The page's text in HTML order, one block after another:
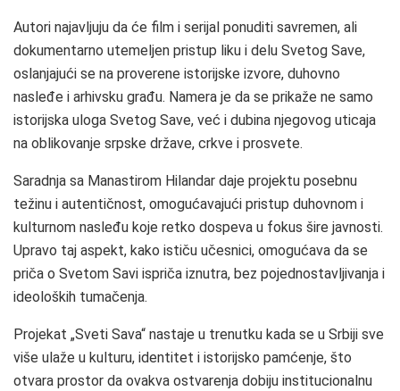
Autori najavljuju da će film i serijal ponuditi savremen, ali
dokumentarno utemeljen pristup liku i delu Svetog Save,
oslanjajući se na proverene istorijske izvore, duhovno
nasleđe i arhivsku građu. Namera je da se prikaže ne samo
istorijska uloga Svetog Save, već i dubina njegovog uticaja
na oblikovanje srpske države, crkve i prosvete.
Saradnja sa Manastirom Hilandar daje projektu posebnu
težinu i autentičnost, omogućavajući pristup duhovnom i
kulturnom nasleđu koje retko dospeva u fokus šire javnosti.
Upravo taj aspekt, kako ističu učesnici, omogućava da se
priča o Svetom Savi ispriča iznutra, bez pojednostavljivanja i
ideoloških tumačenja.
Projekat „Sveti Sava“ nastaje u trenutku kada se u Srbiji sve
više ulaže u kulturu, identitet i istorijsko pamćenje, što
otvara prostor da ovakva ostvarenja dobiju institucionalnu